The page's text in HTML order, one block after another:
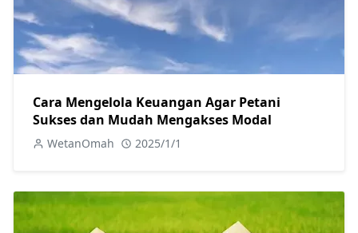
Cara Mengelola Keuangan Agar Petani
Sukses dan Mudah Mengakses Modal
WetanOmah 2025/1/1